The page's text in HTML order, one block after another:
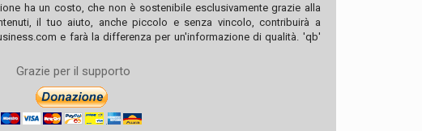
ha un costo, che non è sostenibile esclusivamente grazie alla
il tuo aiuto, anche piccolo e senza vincolo, contribuirà a
e farà la differenza per un'informazione di qualità. 'qb'
Grazie per il supporto